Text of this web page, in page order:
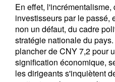
En effet, l'incrémentalisme,
investisseurs par le passé,
non un défaut, du cadre
stratégie nationale du
plancher de CNY 7,2 pour
signification économique,
les dirigeants s'inquiètent